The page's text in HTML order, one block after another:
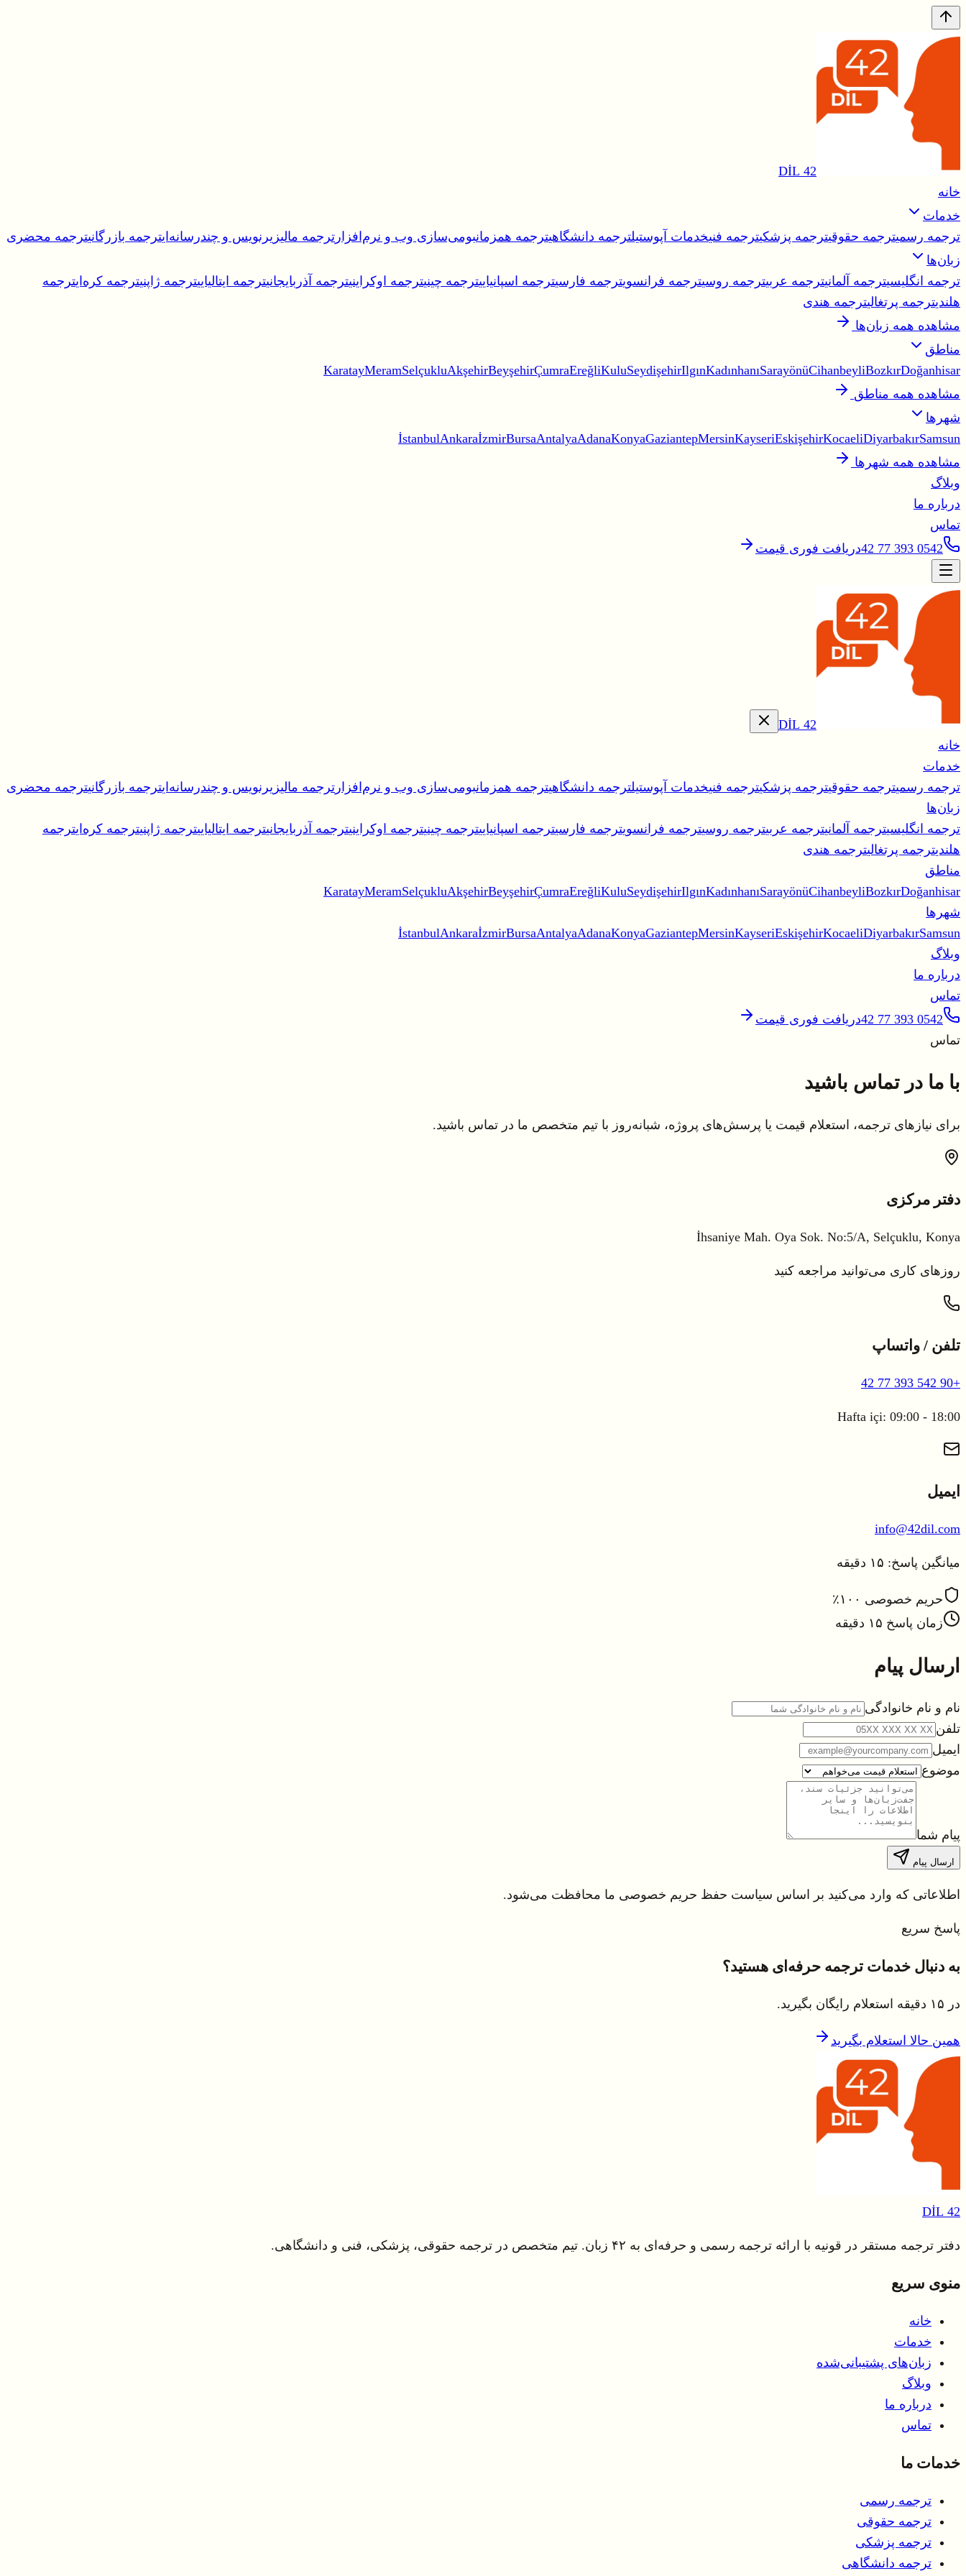
42 DİL
خانه
خدمات
ترجمه رسمیترجمه حقوقیترجمه پزشکیترجمه فنیخدمات آپوستیلترجمه دانشگاهیترجمه همزمانبومی‌سازی وب و نرم‌افزار ترجمه مالیزیرنویس و چندرسانه‌ایترجمه بازرگانیترجمه محضری
زبان‌ها
ترجمه انگلیسیترجمه آلمانیترجمه عربیترجمه روسیترجمه فرانسویترجمه فارسیترجمه اسپانیاییترجمه چینیترجمه اوکراینیترجمه آذربایجانیترجمه ایتالیاییترجمه ژاپنیترجمه کره‌ایترجمه
هلندیترجمه پرتغالیترجمه هندی
مشاهده همه زبان‌ها
مناطق
KaratayMeramSelçukluAkşehirBeyşehirÇumraEreğliKuluSeydişehirIlgınKadınhanıSarayönüCihanbeyliBozkırDoğanhisar
مشاهده همه مناطق
شهرها
İstanbulAnkaraİzmirBursaAntalyaAdanaKonyaGaziantepMersinKayseriEskişehirKocaeliDiyarbakırSamsun
مشاهده همه شهرها
وبلاگ
درباره ما
تماس
0542 393 77 42
دریافت فوری قیمت
42 DİL
خانه
خدمات
ترجمه رسمیترجمه حقوقیترجمه پزشکیترجمه فنیخدمات آپوستیلترجمه دانشگاهیترجمه همزمانبومی‌سازی وب و نرم‌افزار ترجمه مالیزیرنویس و چندرسانه‌ایترجمه بازرگانیترجمه محضری
زبان‌ها
ترجمه انگلیسیترجمه آلمانیترجمه عربیترجمه روسیترجمه فرانسویترجمه فارسیترجمه اسپانیاییترجمه چینیترجمه اوکراینیترجمه آذربایجانیترجمه ایتالیاییترجمه ژاپنیترجمه کره‌ایترجمه
هلندیترجمه پرتغالیترجمه هندی
مناطق
KaratayMeramSelçukluAkşehirBeyşehirÇumraEreğliKuluSeydişehirIlgınKadınhanıSarayönüCihanbeyliBozkırDoğanhisar
شهرها
İstanbulAnkaraİzmirBursaAntalyaAdanaKonyaGaziantepMersinKayseriEskişehirKocaeliDiyarbakırSamsun
وبلاگ
درباره ما
تماس
0542 393 77 42
دریافت فوری قیمت
تماس
با ما در تماس باشید
برای نیازهای ترجمه، استعلام قیمت یا پرسش‌های پروژه، شبانه‌روز با تیم متخصص ما در تماس باشید.
دفتر مرکزی
İhsaniye Mah. Oya Sok. No:5/A, Selçuklu, Konya
روزهای کاری می‌توانید مراجعه کنید
تلفن / واتساپ
+90 542 393 77 42
Hafta içi: 09:00 - 18:00
ایمیل
info@42dil.com
میانگین پاسخ: ۱۵ دقیقه
حریم خصوصی ۱۰۰٪
زمان پاسخ ۱۵ دقیقه
ارسال پیام
نام و نام خانوادگی
تلفن
ایمیل
موضوع
پیام شما
ارسال پیام
اطلاعاتی که وارد می‌کنید بر اساس سیاست حفظ حریم خصوصی ما محافظت می‌شود.
پاسخ سریع
به دنبال خدمات ترجمه حرفه‌ای هستید؟
در ۱۵ دقیقه استعلام رایگان بگیرید.
همین حالا استعلام بگیرید
42 DİL
دفتر ترجمه مستقر در قونیه با ارائه ترجمه رسمی و حرفه‌ای به ۴۲ زبان. تیم متخصص در ترجمه حقوقی، پزشکی، فنی و دانشگاهی.
منوی سریع
خانه
خدمات
زبان‌های پشتیبانی‌شده
وبلاگ
درباره ما
تماس
خدمات ما
ترجمه رسمی
ترجمه حقوقی
ترجمه پزشکی
ترجمه دانشگاهی